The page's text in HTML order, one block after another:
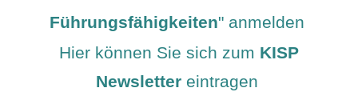
Führungsfähigkeiten" anmelden
Hier können Sie sich zum KISP
Newslettereintragen